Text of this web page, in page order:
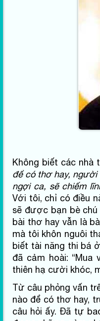
Không biết các nhà
để có thơ hay,
ngợi ca, sẽ chiếm
Với tôi, chỉ có điều
sẽ được bạn bè
bài thơ hay vẫn là
mà tôi khôn nguôi
biết tài năng thi bá
đã cảm hoài: “Mua
thiên hạ cười khóc,
Từ câu phỏng vấn
nào để có thơ hay,
câu hỏi ấy. Đã tự